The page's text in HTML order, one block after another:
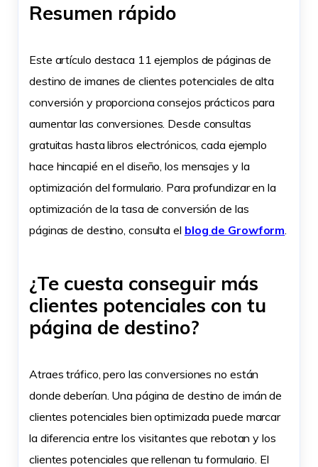
Resumen rápido
Este artículo destaca 11 ejemplos de páginas de
destino de imanes de clientes potenciales de alta
conversión y proporciona consejos prácticos para
aumentar las conversiones. Desde consultas
gratuitas hasta libros electrónicos, cada ejemplo
hace hincapié en el diseño, los mensajes y la
optimización del formulario. Para profundizar en la
optimización de la tasa de conversión de las
páginas de destino, consulta el blog de Growform.
¿Te cuesta conseguir más
clientes potenciales con tu
página de destino?
Atraes tráfico, pero las conversiones no están
donde deberían. Una página de destino de imán de
clientes potenciales bien optimizada puede marcar
la diferencia entre los visitantes que rebotan y los
clientes potenciales que rellenan tu formulario. El